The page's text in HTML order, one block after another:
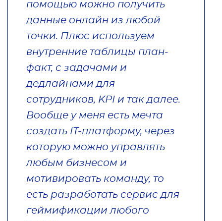
помощью можно получить
данные онлайн из любой
точки. Плюс используем
внутренние таблицы план-
факт, с задачами и
дедлайнами для
сотрудников, KPI и так далее.
Вообще у меня есть мечта
создать IT-платформу, через
которую можно управлять
любым бизнесом и
мотивировать команду, то
есть разработать сервис для
геймификации любого